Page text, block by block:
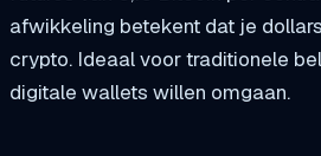
afwikkeling betekent dat je
crypto. Ideaal voor traditionele
digitale wallets willen omgaan.